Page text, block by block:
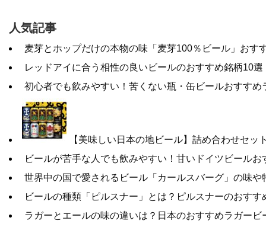
人気記事
麦芽とホップだけの本物の味「麦芽100％ビール」おす
レッドアイに合う相性の良いビールのおすすめ銘柄10選
初心者でも飲みやすい！苦くない瓶・缶ビールおすすめ
【美味しい日本の地ビール】詰め合わせセッ
ビールが苦手な人でも飲みやすい！甘いドイツビールお
世界中の国で愛されるビール「カールスバーグ」の味や
ビールの種類「ピルスナー」とは？ピルスナーのおすす
ラガーとエールの味の違いは？日本のおすすめラガービ